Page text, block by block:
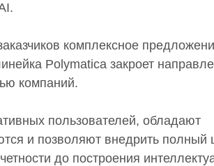
комплексное
Polymatica закроет
компаний.
пользователей, обладают
и позволяют внедрить полный
до построения